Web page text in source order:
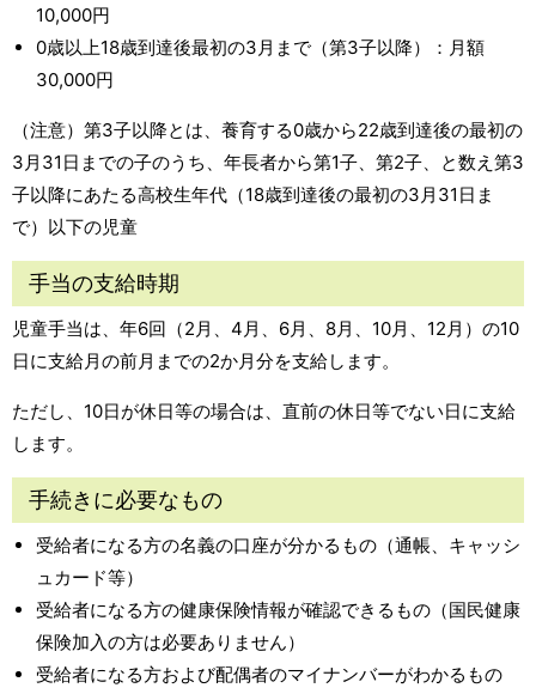
10,000円
0歳以上18歳到達後最初の3月まで（第3子以降）：月額
30,000円
（注意）第3子以降とは、養育する0歳から22歳到達後の最初の
3月31日までの子のうち、年長者から第1子、第2子、と数え第3
子以降にあたる高校生年代（18歳到達後の最初の3月31日ま
で）以下の児童
手当の支給時期
児童手当は、年6回（2月、4月、6月、8月、10月、12月）の10
日に支給月の前月までの2か月分を支給します。
ただし、10日が休日等の場合は、直前の休日等でない日に支給
します。
手続きに必要なもの
受給者になる方の名義の口座が分かるもの（通帳、キャッシ
ュカード等）
受給者になる方の健康保険情報が確認できるもの（国民健康
保険加入の方は必要ありません）
受給者になる方および配偶者のマイナンバーがわかるもの